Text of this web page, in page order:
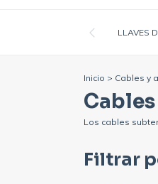
LLAVES
Inicio > Cables y
Los cables
Filtrar